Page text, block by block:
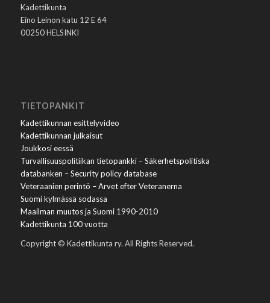
Kadettikunta
Eino Leinon katu 12 E 64
00250 HELSINKI
TIETOPANKIT
Kadettikunnan esittelyvideo
Kadettikunnan julkaisut
Joukkosi eessä
Turvallisuuspolitiikan tietopankki – Säkerhetspolitiska
databanken – Security policy database
Veteraanien perintö – Arvet efter Veteranerna
Suomi kylmässä sodassa
Maailman muutos ja Suomi 1990-2010
Kadettikunta 100 vuotta
Copyright © Kadettikunta ry. All Rights Reserved.